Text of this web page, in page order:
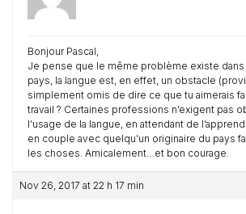
Bonjour Pascal,
Je pense que le même problème existe
pays, la langue est, en effet, un obstacle
simplement omis de dire ce que tu aimerais
travail ? Certaines professions n’exigent pas
l’usage de la langue, en attendant de
en couple avec quelqu’un originaire du pays
les choses. Amicalement…et bon courage.
Nov 26, 2017 at 22 h 17 min